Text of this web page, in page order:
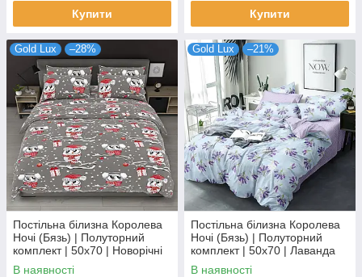
Купити Купити
Gold Lux –28%
Постільна білизна Королева
Ночі (Бязь) | Полуторний
комплект | 50х70 | Новорічні
сови на сірому
В наявності
Gold Lux –21%
Постільна білизна Королева
Ночі (Бязь) | Полуторний
комплект | 50х70 | Лаванда
на блакитному
В наявності